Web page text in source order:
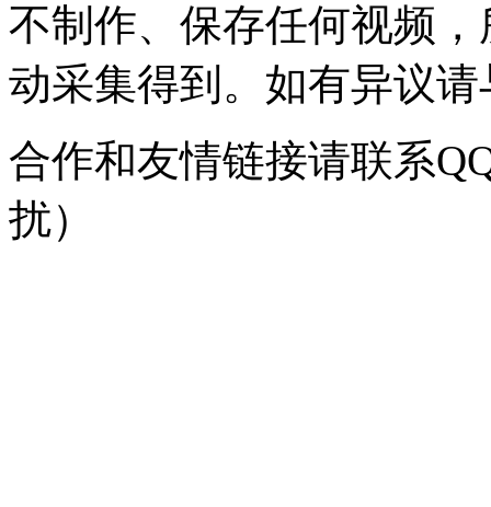
不制作、保存任何视频
动采集得到。如有异议
合作和友情链接请联系
扰）